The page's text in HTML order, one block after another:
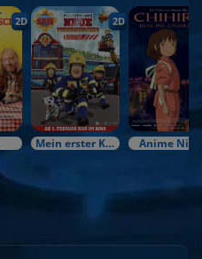
2D 2D
Mein erster Kinobesuch Anime